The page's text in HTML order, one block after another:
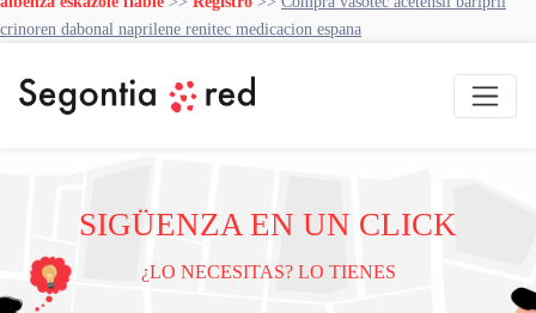
crinoren dabonal naprilene renitec medicacion espana
SIGÜENZA EN UN CLICK
¿LO NECESITAS? LO TIENES